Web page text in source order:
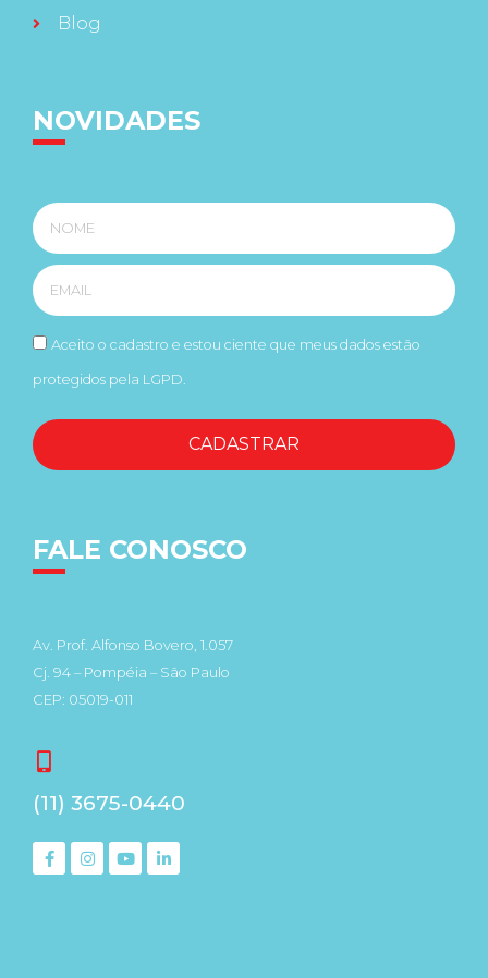
Blog
NOVIDADES
Aceito o cadastro e estou ciente que meus dados estão
protegidos pela LGPD.
CADASTRAR
FALE CONOSCO
Av. Prof. Alfonso Bovero, 1.057
Cj. 94 – Pompéia – São Paulo
CEP: 05019-011
(11) 3675-0440